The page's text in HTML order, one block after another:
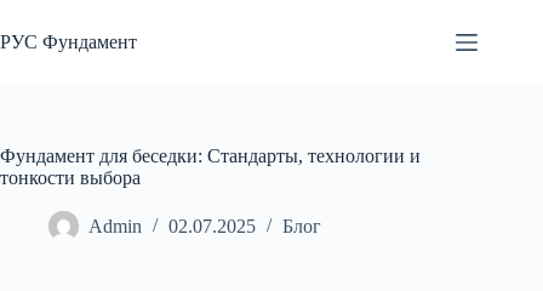
к
сути
РУС Фундамент
Фундамент для беседки: Стандарты, технологии и
тонкости выбора
Admin 02.07.2025 Блог